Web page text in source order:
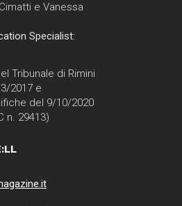
e Vanessa
Specialist:
Tribunale di Rimini
2017 e
del 9/10/2020
n. 29413)